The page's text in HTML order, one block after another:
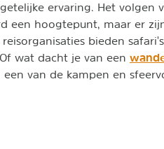
ervaring. Het volgen
een hoogtepunt, maar er
bieden
Of wat dacht je van een
van de kampen en